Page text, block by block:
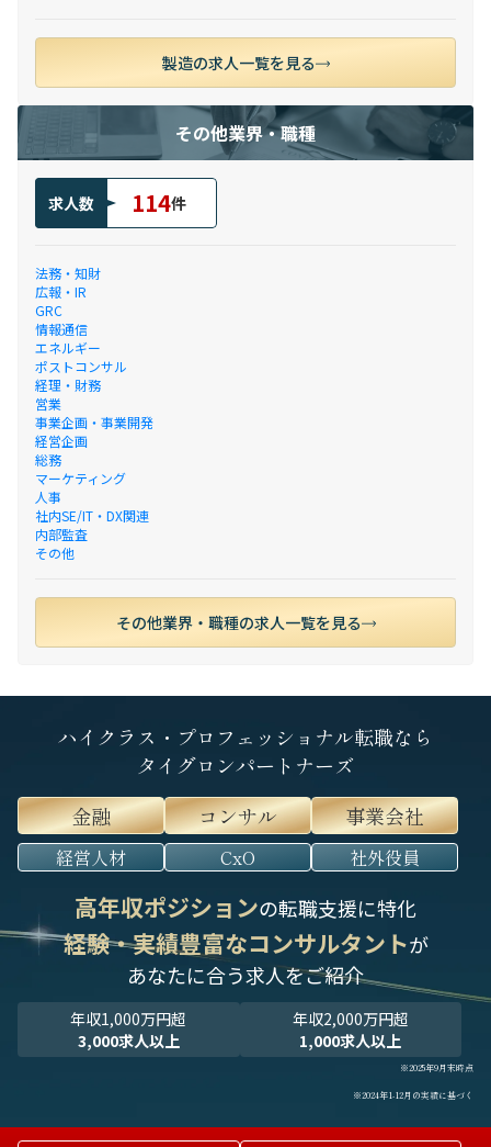
製造の求人一覧を見る
その他業界・職種
求人数 114件
法務・知財
広報・IR
GRC
情報通信
エネルギー
ポストコンサル
経理・財務
営業
事業企画・事業開発
経営企画
総務
マーケティング
人事
社内SE/IT・DX関連
内部監査
その他
その他業界・職種の求人一覧を見る
ハイクラス・プロフェッショナル転職なら
タイグロンパートナーズ
金融
コンサル 事業会社
経営人材 CxO 社外役員
高年収ポジションの転職支援に特化
経験・実績豊富なコンサルタントが
あなたに合う求人をご紹介
年収1,000万円超
3,000求人以上
年収2,000万円超
1,000求人以上
※2025年9月末時点
※2024年1-12月の実績に基づく